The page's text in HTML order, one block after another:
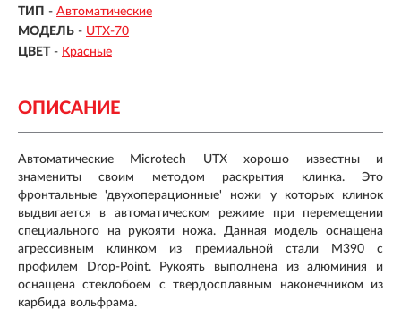
ТИП - Автоматические
МОДЕЛЬ - UTX-70
ЦВЕТ - Красные
ОПИСАНИЕ
Автоматические Microtech UTX хорошо известны и
знамениты своим методом раскрытия клинка. Это
фронтальные 'двухоперационные' ножи у которых клинок
выдвигается в автоматическом режиме при перемещении
специального на рукояти ножа. Данная модель оснащена
агрессивным клинком из премиальной стали M390 с
профилем Drop-Point. Рукоять выполнена из алюминия и
оснащена стеклобоем с твердосплавным наконечником из
карбида вольфрама.